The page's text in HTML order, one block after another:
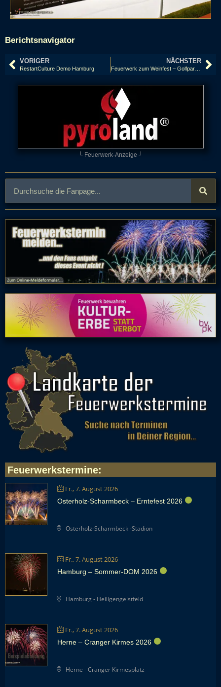
Berichtsnavigator
VORIGER
RestartCulture Demo Hamburg
NÄCHSTER
Feuerwerk zum Weinfest – Golfpark Weidenhof
└ Feuerwerk-Anzeige ┘
Feuerwerkstermine:
Fr., 7. August 2026
Osterholz-Scharmbeck – Erntefest 2026
Osterholz-Scharmbeck -Stadion
Fr., 7. August 2026
Hamburg – Sommer-DOM 2026
Hamburg - Heiligengeistfeld
Fr., 7. August 2026
Herne – Cranger Kirmes 2026
Herne - Cranger Kirmesplatz